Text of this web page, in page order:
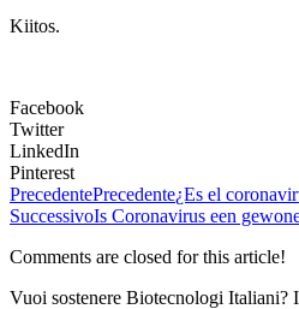
Kiitos.
Facebook
Twitter
LinkedIn
Pinterest
PrecedentePrecedente¿Es el
SuccessivoIs Coronavirus een
Comments are closed for this article!
Vuoi sostenere Biotecnologi Italiani?